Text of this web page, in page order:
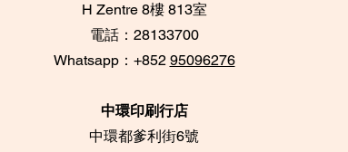
​H Zentre 8樓 813室
電話：28133700
​Whatsapp：+852 95096276
中環印刷行店
中環都爹利街6號